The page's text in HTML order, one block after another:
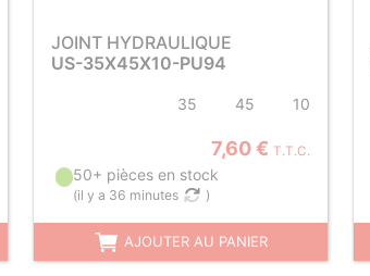
JOINT HYDRAULIQUE
US-35X45X10-PU94
35 45 10
7,60 € T.T.C.
50+ pièces en stock
(il y a 36 minutes )
AJOUTER AU PANIER